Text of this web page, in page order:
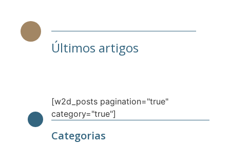
Últimos artigos
[w2d_posts pagination="true"
category="true"]
Categorias